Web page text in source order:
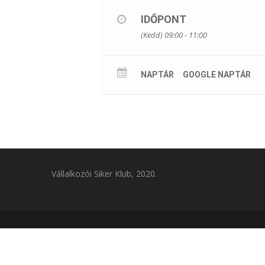
-S ha nem – vagy nem az
-Mi egyáltalán a motiváció?
IDŐPONT
(Kedd) 09:00 - 11:00
NAPTÁR GOOGLE NAPTÁR
Vállalkozói Siker Klub, 2020.